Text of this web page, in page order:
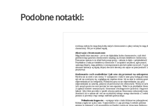
Podobne notatki: